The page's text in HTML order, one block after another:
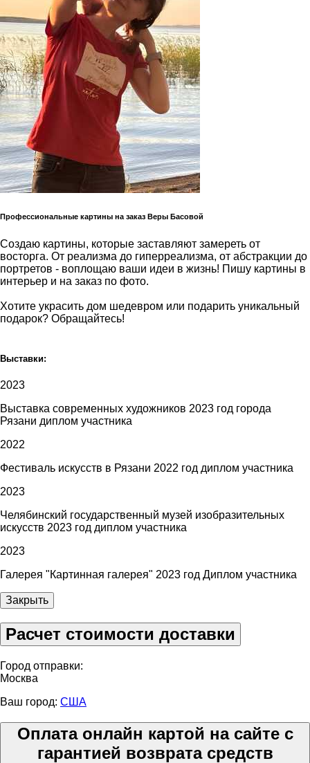
Профессиональные картины на заказ Веры Басовой
Создаю картины, которые заставляют замереть от
восторга. От реализма до гиперреализма, от абстракции до
портретов - воплощаю ваши идеи в жизнь! Пишу картины в
интерьер и на заказ по фото.
Хотите украсить дом шедевром или подарить уникальный
подарок? Обращайтесь!
Выставки:
2023
Выставка современных художников 2023 год города
Рязани диплом участника
2022
Фестиваль искусств в Рязани 2022 год диплом участника
2023
Челябинский государственный музей изобразительных
искусств 2023 год диплом участника
2023
Галерея "Картинная галерея" 2023 год Диплом участника
Закрыть
Расчет стоимости доставки
Город отправки:
Москва
Ваш город: США
Оплата онлайн картой на сайте с
гарантией возврата средств